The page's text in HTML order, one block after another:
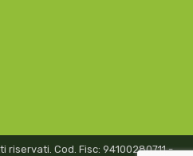
riservati. Cod. Fisc: 94100280711 -